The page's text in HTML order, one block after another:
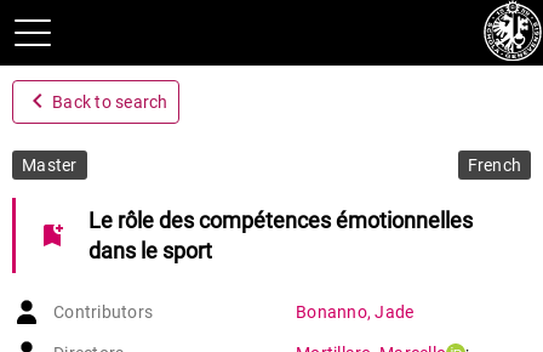
navigate_before Back to search
Master French
bookmark_add
Le rôle des compétences émotionnelles
dans le sport
Contributors Bonanno,Jade